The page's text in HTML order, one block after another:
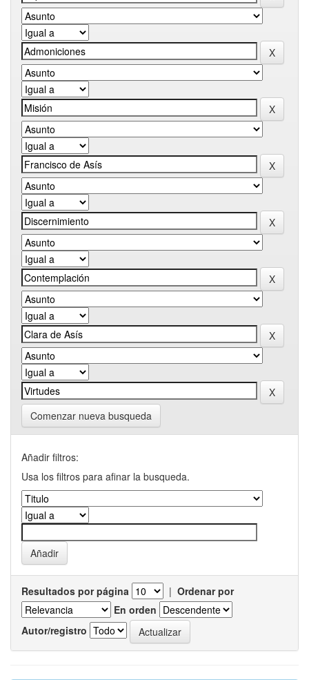
Comenzar nueva busqueda
Añadir filtros:
Usa los filtros para afinar la busqueda.
Resultados por página | Ordenar por
En orden
Autor/registro